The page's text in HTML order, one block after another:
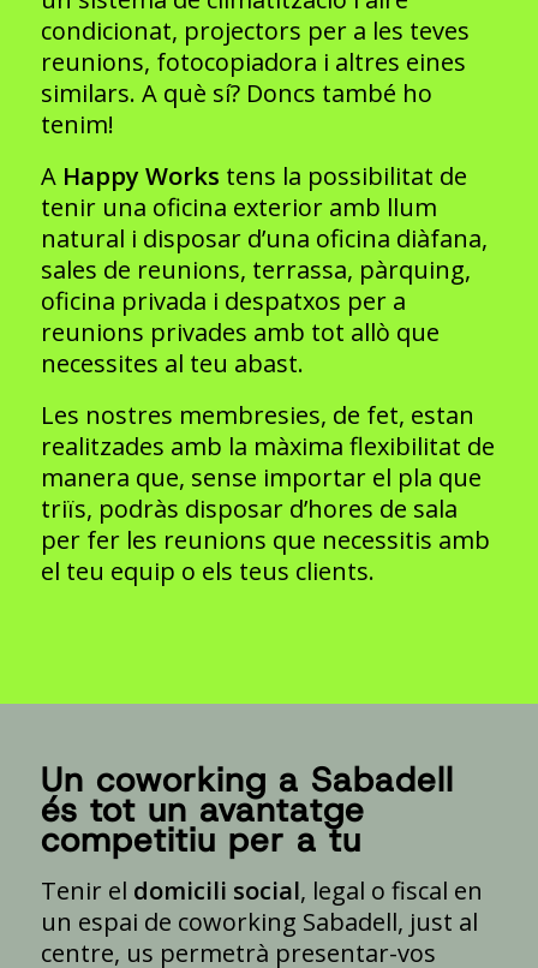
condicionat, projectors per a les teves
reunions, fotocopiadora i altres eines
similars. A què sí? Doncs també ho
tenim!
A Happy Works tens la possibilitat de
tenir una oficina exterior amb llum
natural i disposar d’una oficina diàfana,
sales de reunions, terrassa, pàrquing,
oficina privada i despatxos per a
reunions privades amb tot allò que
necessites al teu abast.
Les nostres membresies, de fet, estan
realitzades amb la màxima flexibilitat de
manera que, sense importar el pla que
triïs, podràs disposar d’hores de sala
per fer les reunions que necessitis amb
el teu equip o els teus clients.
Un coworking a Sabadell
és tot un avantatge
competitiu per a tu
Tenir el domicili social, legal o fiscal en
un espai de coworking Sabadell, just al
centre, us permetrà presentar-vos